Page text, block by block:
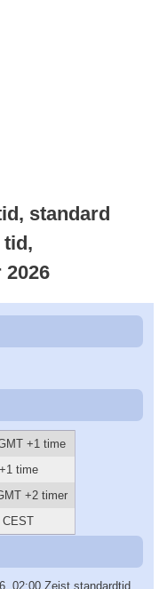
standard
+1 time
+1 time
+2 timer
CEST
02:00 Zeist standardtid